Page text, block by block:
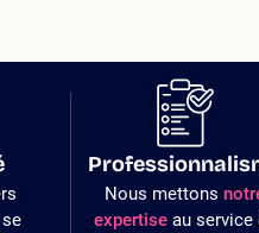
Nous mettons
expertiseau service